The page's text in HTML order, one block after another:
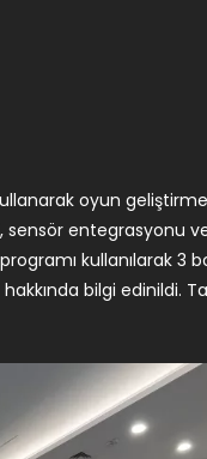
oyun
entegrasyonu
kullanılarak 3
bilgi edinildi.
tasarım becerileri